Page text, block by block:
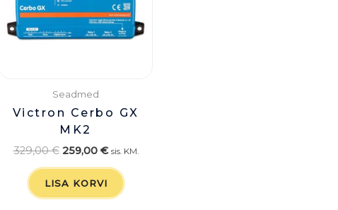
Seadmed
Victron Cerbo GX
MK2
329,00€ 259,00 € sis. KM.
LISA KORVI